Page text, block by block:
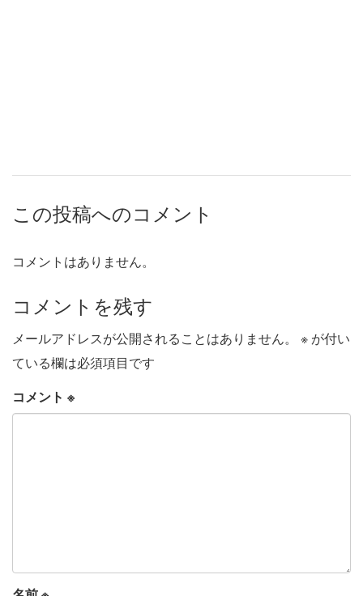
この投稿へのコメント
コメントはありません。
コメントを残す
メールアドレスが公開されることはありません。 ※ が付い
ている欄は必須項目です
コメント ※